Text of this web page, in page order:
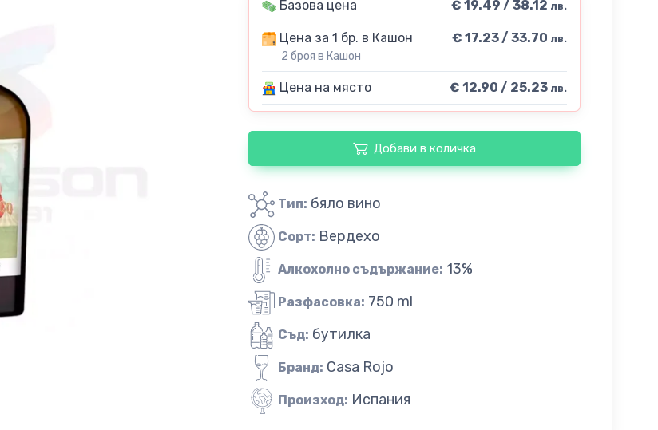
Базова цена € 19.49 / 38.12 лв.
Цена за 1 бр. в Кашон
2 броя в Кашон
€ 17.23 / 33.70 лв.
Цена на място € 12.90 / 25.23 лв.
Добави в количка
Тип: бяло вино
Сорт: Вердехо
Алкохолно съдържание: 13%
Разфасовка: 750 ml
Съд: бутилка
Бранд: Casa Rojo
Произход: Испания